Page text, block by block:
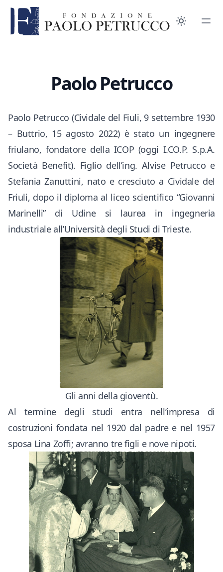
Paolo Petrucco
Paolo Petrucco (Cividale del Fiuli, 9 settembre 1930
– Buttrio, 15 agosto 2022) è stato un ingegnere
friulano, fondatore della ICOP (oggi I.CO.P. S.p.A.
Società Benefit). Figlio dell’ing. Alvise Petrucco e
Stefania Zanuttini, nato e cresciuto a Cividale del
Friuli, dopo il diploma al liceo scientifico “Giovanni
Marinelli” di Udine si laurea in ingegneria
industriale all’Università degli Studi di Trieste.
Gli anni della gioventù.
Al termine degli studi entra nell’impresa di
costruzioni fondata nel 1920 dal padre e nel 1957
sposa Lina Zoffi; avranno tre figli e nove nipoti.